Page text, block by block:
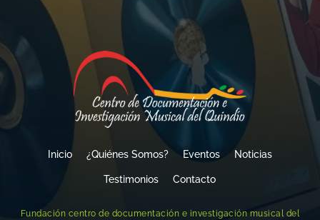
Inicio ¿Quiénes Somos? Eventos Noticias
Testimonios Contacto
Fundación centro de documentación e investigación musical del